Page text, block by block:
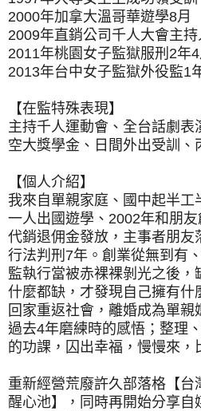
2000年加拿大溫哥華遊學8月
2009年直銷公司千人大會主持
2011年桃園女子監獄服刑2年4
2013年台中女子監獄外役監1
【在監特殊表現】
主持千人運動會、全台話劇表
空大獎學金、日間外出受訓、
【個人介紹】
我來自單親家庭、國中起半工
一人出國遊學、2002年和朋
代銷退佣金發放，主事者朋友
行法判刑7年。創業從無到有
監執行當被赤裸裸剝光之後，
什麼都缺，才發現自己擁有什
回家重返社會，離婚成為單
過去4年磨練時的感悟；整理
的功課，囚出幸福，慢慢來，
重新經營荒廢許久部落格【
醒心池】，同時再開始分享自